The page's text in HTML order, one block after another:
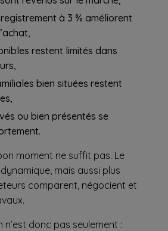
à 3 % améliorent
restent limités dans
bien situées restent
ou bien présentés se
moment ne suffit pas. Le
mais aussi plus
comparent, négocient et
n’est donc pas seulement :